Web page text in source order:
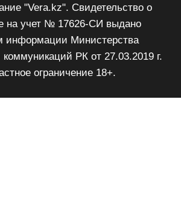
"Vera.kz". Свидетельство о
на учет № 17626-СИ выдано
информации Министерства
РК от 27.03.2019 г.
ограничение 18+.